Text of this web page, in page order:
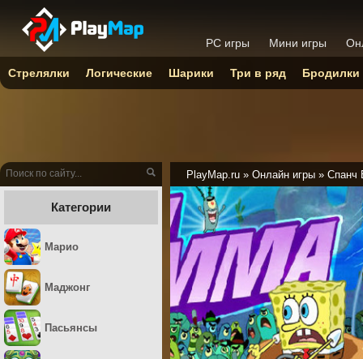
PlayMap.ru » Онлайн игры » Спанч
Категории
Марио
Маджонг
Пасьянсы
PC игры Мини игры
Стрелялки Логические Шарики Три в ряд Бродилки